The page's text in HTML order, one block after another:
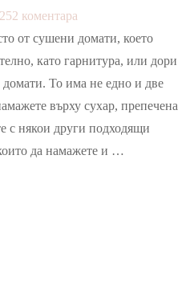
2 коментара
Песто
от
сушени
домати
от сушени домати, което
като гарнитура, или дори
домати. То има не едно и две
върху сухар, препечена
с някои други подходящи
да намажете и …